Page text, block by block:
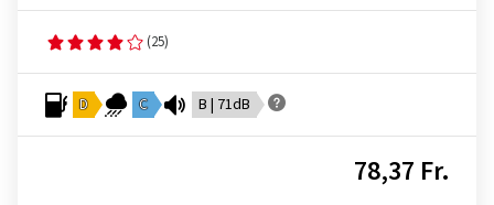
(25)
D C B | 71dB
78,37 Fr.